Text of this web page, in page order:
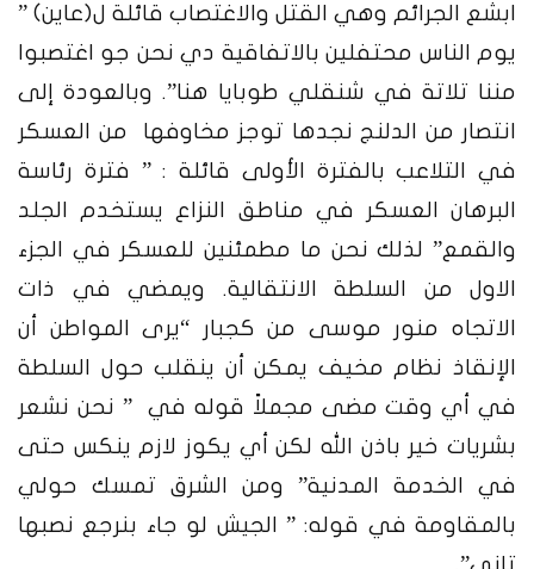
ابشع الجرائم وهي القتل والاغتصاب قائلة ل(عاين) ”
يوم الناس محتفلين بالاتفاقية دي نحن جو اغتصبوا
مننا تلاتة في شنقلي طوبايا هنا”. وبالعودة إلى
انتصار من الدلنج نجدها توجز مخاوفها من العسكر
في التلاعب بالفترة الأولى قائلة : ” فترة رئاسة
البرهان العسكر في مناطق النزاع يستخدم الجلد
والقمع” لذلك نحن ما مطمئنين للعسكر في الجزء
الاول من السلطة الانتقالية. ويمضي في ذات
الاتجاه منور موسى من كجبار “يرى المواطن أن
الإنقاذ نظام مخيف يمكن أن ينقلب حول السلطة
في أي وقت مضى مجملاً قوله في ” نحن نشعر
بشريات خير باذن الله لكن أي يكوز لازم ينكس حتى
في الخدمة المدنية” ومن الشرق تمسك حولي
بالمقاومة في قوله: ” الجيش لو جاء بنرجع نصبها